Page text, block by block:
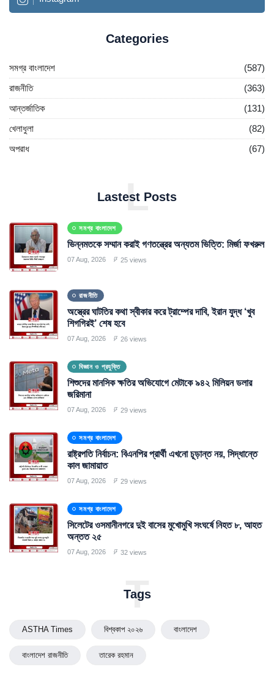
Categories
সমগ্র বাংলাদেশ
(587)
রাজনীতি
(363)
আন্তর্জাতিক
(131)
খেলাধুলা
(82)
অপরাধ
(67)
Lastest Posts
L
সমগ্র বাংলাদেশ
ভিন্নমতকে সম্মান করাই গণতন্ত্রের অন্যতম ভিত্তি: মির্জা ফখরুল
07 Aug, 2026 25 views
রাজনীতি
অস্ত্রের ঘাটতির কথা স্বীকার করে ট্রাম্পের দাবি, ইরান যুদ্ধ ‘খুব
শিগগিরই’ শেষ হবে
07 Aug, 2026 26 views
বিজ্ঞান ও প্রযুক্তি
শিশুদের মানসিক ক্ষতির অভিযোগে মেটাকে ৯৪২ মিলিয়ন ডলার
জরিমানা
07 Aug, 2026 29 views
সমগ্র বাংলাদেশ
রাষ্ট্রপতি নির্বাচন: বিএনপির প্রার্থী এখনো চূড়ান্ত নয়, সিদ্ধান্তে
কাল জামায়াত
07 Aug, 2026 29 views
সমগ্র বাংলাদেশ
সিলেটের ওসমানীনগরে দুই বাসের মুখোমুখি সংঘর্ষে নিহত ৮, আহত
অন্তত ২৫
07 Aug, 2026 32 views
Tags
T
ASTHA Times বিশ্বকাপ ২০২৬ বাংলাদেশ
বাংলাদেশ রাজনীতি তারেক রহমান